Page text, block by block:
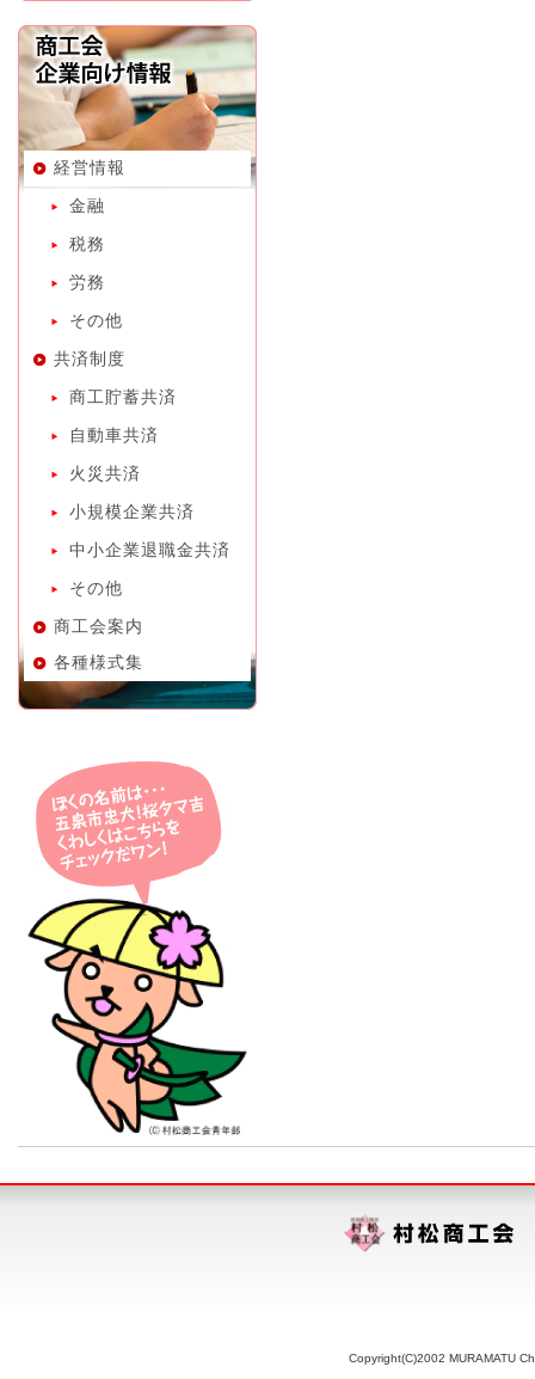
経営情報
金融
税務
労務
その他
共済制度
商工貯蓄共済
自動車共済
火災共済
小規模企業共済
中小企業退職金共済
その他
商工会案内
各種様式集
Copyright(C)2002 MURAMATU